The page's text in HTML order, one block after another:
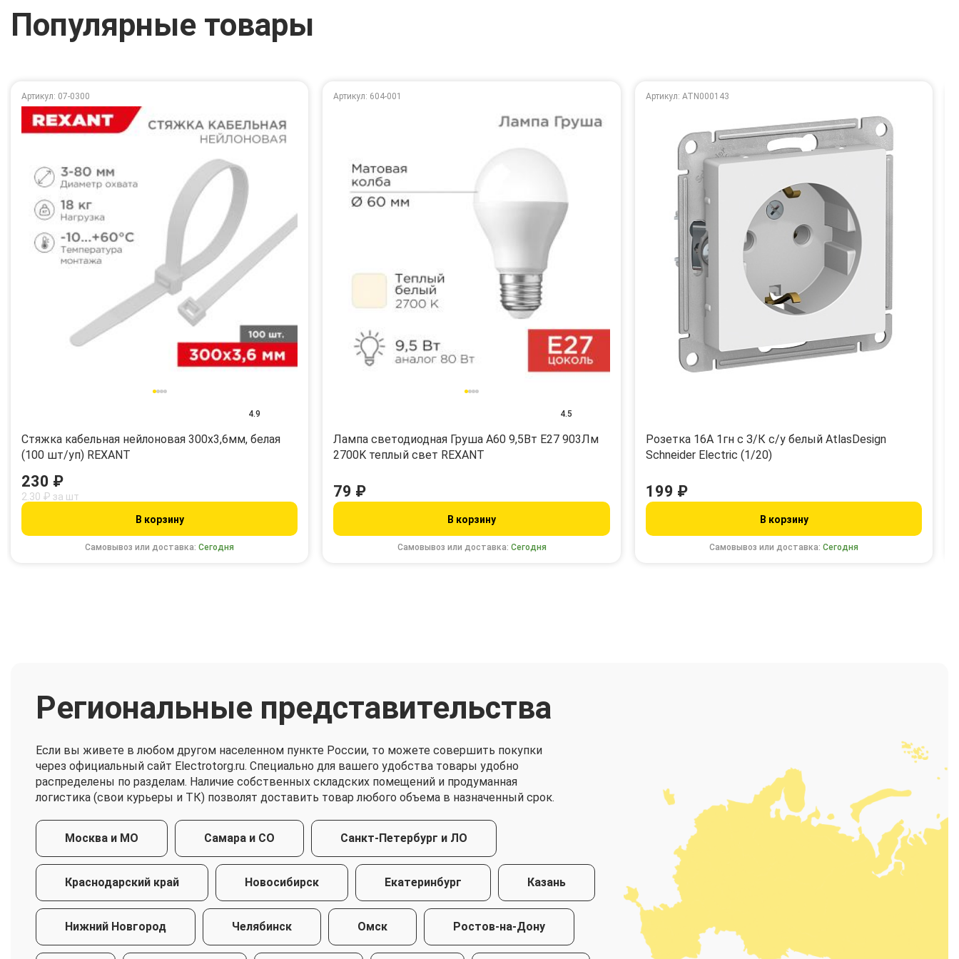
Популярные товары
Артикул: 07-0300
4.9
Стяжка кабельная нейлоновая 300x3,6мм, белая
(100 шт/уп) REXANT
Самовывоз или доставка:Сегодня
230 ₽
2.30 ₽ за шт
В корзину
Артикул: 604-001
4.5
Лампа светодиодная Груша A60 9,5Вт E27 903Лм
2700K теплый свет REXANT
Самовывоз или доставка: Сегодня
79 ₽
В корзину
Артикул: ATN000143
Розетка 16А 1гн с З/К с/у белый AtlasDesign
Schneider Electric (1/20)
Самовывоз или доставка:Сегодня
199 ₽
В корзину
Региональные представительства
Если вы живете в любом другом населенном пункте России, то можете совершить покупки
через официальный сайт Electrotorg.ru. Специально для вашего удобства товары удобно
распределены по разделам. Наличие собственных складских помещений и продуманная
логистика (свои курьеры и ТК) позволят доставить товар любого объема в назначенный срок.
Москва и МО Самара и СО Санкт-Петербург и ЛО
Краснодарский край Новосибирск Екатеринбург Казань
Нижний Новгород Челябинск Омск Ростов-на-Дону